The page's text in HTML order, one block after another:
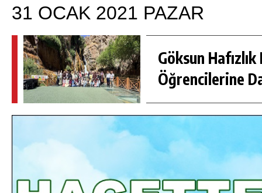
31 OCAK 2021 PAZAR
Göksun Hafızlık
Öğrencilerine